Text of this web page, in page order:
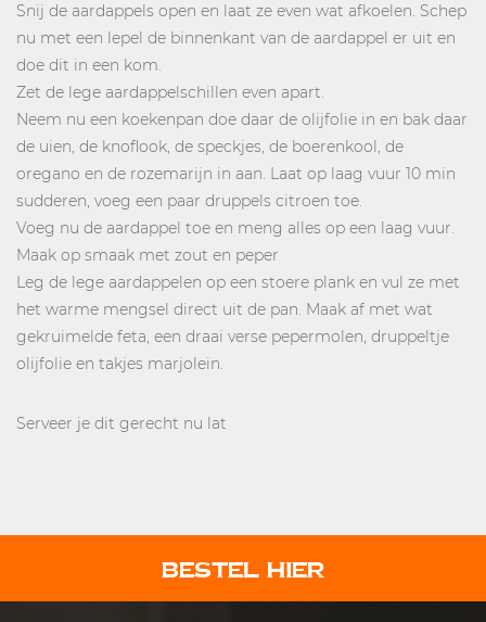
Snij de aardappels open en laat ze even wat afkoelen. Schep
nu met een lepel de binnenkant van de aardappel er uit en
doe dit in een kom.
Zet de lege aardappelschillen even apart.
Neem nu een koekenpan doe daar de olijfolie in en bak daar
de uien, de knoflook, de speckjes, de boerenkool, de
oregano en de rozemarijn in aan. Laat op laag vuur 10 min
sudderen, voeg een paar druppels citroen toe.
Voeg nu de aardappel toe en meng alles op een laag vuur.
Maak op smaak met zout en peper
Leg de lege aardappelen op een stoere plank en vul ze met
het warme mengsel direct uit de pan. Maak af met wat
gekruimelde feta, een draai verse pepermolen, druppeltje
olijfolie en takjes marjolein.
Serveer je dit gerecht nu lat
BESTEL HIER